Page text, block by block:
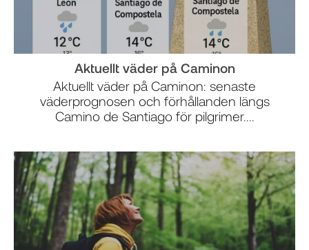
Aktuellt väder på Caminon
Aktuellt väder på Caminon: senaste
väderprognosen och förhållanden längs
Camino de Santiago för pilgrimer....